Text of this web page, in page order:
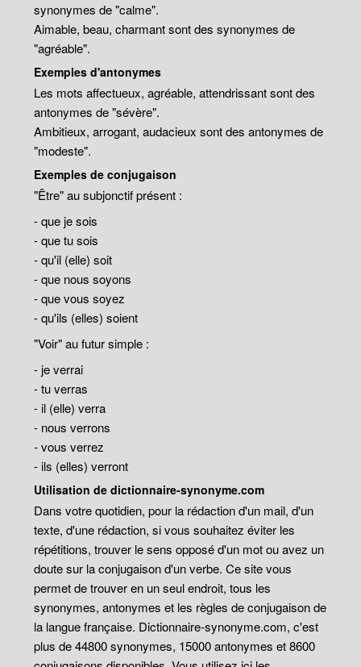
synonymes de "calme".
Aimable, beau, charmant sont des synonymes de
"agréable".
Exemples d'antonymes
Les mots affectueux, agréable, attendrissant sont des
antonymes de "sévère".
Ambitieux, arrogant, audacieux sont des antonymes de
"modeste".
Exemples de conjugaison
"Être" au subjonctif présent :
- que je sois
- que tu sois
- qu'il (elle) soit
- que nous soyons
- que vous soyez
- qu'ils (elles) soient
"Voir" au futur simple :
- je verrai
- tu verras
- il (elle) verra
- nous verrons
- vous verrez
- ils (elles) verront
Utilisation de dictionnaire-synonyme.com
Dans votre quotidien, pour la rédaction d'un mail, d'un
texte, d'une rédaction, si vous souhaitez éviter les
répétitions, trouver le sens opposé d'un mot ou avez un
doute sur la conjugaison d'un verbe. Ce site vous
permet de trouver en un seul endroit, tous les
synonymes, antonymes et les règles de conjugaison de
la langue française. Dictionnaire-synonyme.com, c'est
plus de 44800 synonymes, 15000 antonymes et 8600